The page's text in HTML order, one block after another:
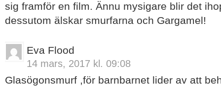
sig framför en film. Ännu mysigare blir det
dessutom älskar smurfarna och Gargamel!
Eva Flood
14 mars, 2017 kl. 09:08
Glasögonsmurf ,för barnbarnet lider av att